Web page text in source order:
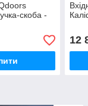
скоба -
12